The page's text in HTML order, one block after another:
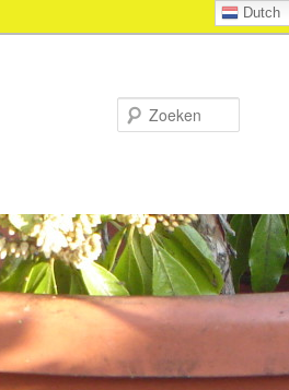
Dutch